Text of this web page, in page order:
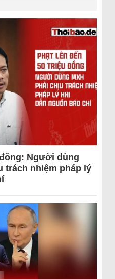
Người dùng
trách nhiệm pháp lý